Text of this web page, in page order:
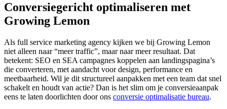
Conversiegericht optimaliseren met
Growing Lemon
Als full service marketing agency kijken we bij Growing Lemon
niet alleen naar “meer traffic”, maar naar meer resultaat. Dat
betekent: SEO en SEA campagnes koppelen aan landingspagina’s
die converteren, met aandacht voor design, performance en
meetbaarheid. Wil je dit structureel aanpakken met een team dat snel
schakelt en houdt van actie? Dan is het slim om je conversieaanpak
eens te laten doorlichten door ons conversie optimalisatie bureau.